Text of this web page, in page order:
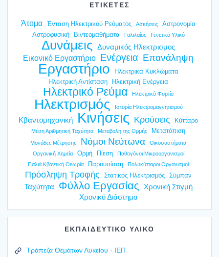
ΕΤΙΚΕΤΕΣ
Άτομα Ένταση Ηλεκτρικού Ρεύματος Ασκήσεις
Αστρονομία
Αστροφυσική
Βιντεομαθήματα Γαλιλαίος Γενετικό Υλικό
Δυνάμεις Δυναμικός Ηλεκτρισμος
Εικονικό Εργαστήριο Ενέργεια Επανάληψη
Εργαστήριο
Ηλεκτρικά Κυκλώματα
Ηλεκτρική Αντίσταση
Ηλεκτρική Ενέργεια
Ηλεκτρικό Ρεύμα Ηλεκτρικό Φορτίο
Ηλεκτρισμός Ιστορία Ηλεκτρομαγνητισμού
Κβαντομηχανική Κινήσεις Κρούσεις Κύτταρο
Μέση Αριθμητική Ταχύτητα Μεταβολή της Ορμής Μετατόπιση
Μονάδες Μέτρησης Νόμοι Νεύτωνα
Οικοσυστήματα
Οργανική Χημεία
Ορμή Πίεση
Παθογόνοι Μικροοργανισμοί
Παλιά Κβαντική Θεωρία
Παρουσίαση Πολυκύτταροι Οργανισμοί
Πρόσληψη Τροφής Στατικός Ηλεκτρισμός Σύμπαν
Ταχύτητα Φύλλο Εργασίας
Χρονική Στιγμή
Χρονικό Διάστημα
ΕΚΠΑΙΔΕΥΤΙΚΟ ΥΛΙΚΟ
Τράπεζα Θεμάτων Λυκείου - ΙΕΠ